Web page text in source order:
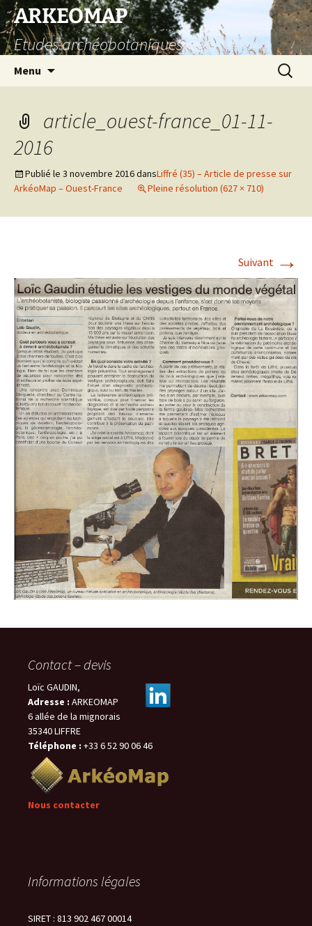
Aller
au
contenu
ARKEOMAP
Etudes archéobotaniques
Menu
article_ouest-france_01-11-
2016
Publié le 3 novembre 2016dansLiffré (35) – Article de presse sur
ArkéoMap – Ouest-France
Pleine résolution (627 × 710)
Suivant →
Contact – devis
Loïc GAUDIN,
Adresse : ARKEOMAP
6 allée de la mignorais
35340 LIFFRE
Téléphone : +33 6 52 90 06 46
Nous contacter
Informations légales
SIRET : 813 902 467 00014